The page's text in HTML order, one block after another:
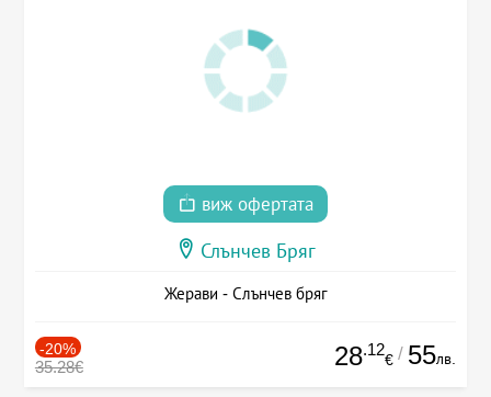
виж офертата
Слънчев Бряг
Жерави - Слънчев бряг
-20%
35.28€ 28.12
€ / 55лв.